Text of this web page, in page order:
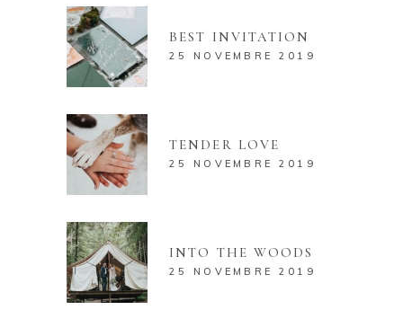
BEST INVITATION
25 NOVEMBRE 2019
TENDER LOVE
25 NOVEMBRE 2019
INTO THE WOODS
25 NOVEMBRE 2019